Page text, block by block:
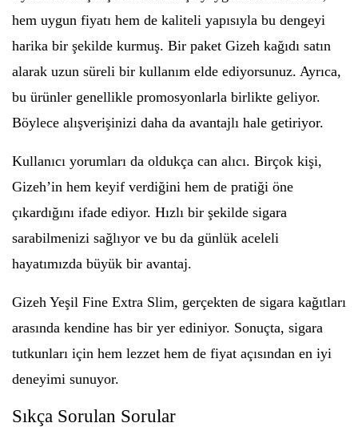
hem uygun fiyatı hem de kaliteli yapısıyla bu dengeyi
harika bir şekilde kurmuş. Bir paket Gizeh kağıdı satın
alarak uzun süreli bir kullanım elde ediyorsunuz. Ayrıca,
bu ürünler genellikle promosyonlarla birlikte geliyor.
Böylece alışverişinizi daha da avantajlı hale getiriyor.
Kullanıcı yorumları da oldukça can alıcı. Birçok kişi,
Gizeh’in hem keyif verdiğini hem de pratiği öne
çıkardığını ifade ediyor. Hızlı bir şekilde sigara
sarabilmenizi sağlıyor ve bu da günlük aceleli
hayatımızda büyük bir avantaj.
Gizeh Yeşil Fine Extra Slim, gerçekten de sigara kağıtları
arasında kendine has bir yer ediniyor. Sonuçta, sigara
tutkunları için hem lezzet hem de fiyat açısından en iyi
deneyimi sunuyor.
Sıkça Sorulan Sorular